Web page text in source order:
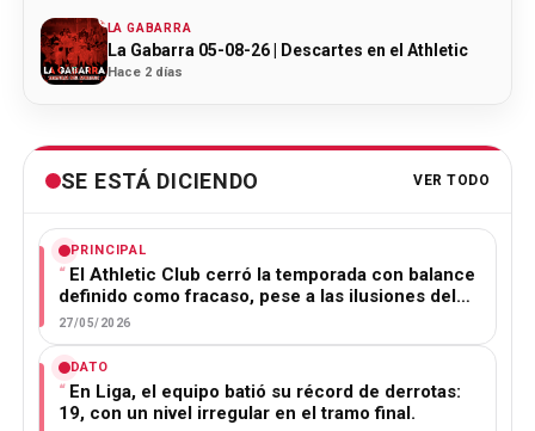
LA GABARRA
La Gabarra 05-08-26 | Descartes en el Athletic
Hace 2 días
SE ESTÁ DICIENDO VER TODO
PRINCIPAL
El Athletic Club cerró la temporada con balance
definido como fracaso, pese a las ilusiones del…
27/05/2026
DATO
En Liga, el equipo batió su récord de derrotas:
19, con un nivel irregular en el tramo final.